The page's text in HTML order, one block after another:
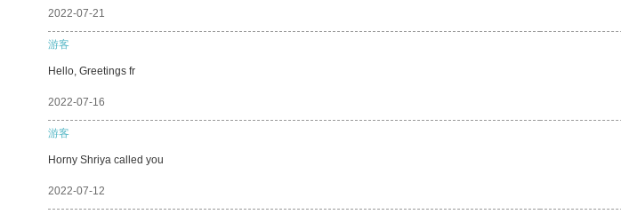
2022-07-21
游客
Hello, Greetings fr
2022-07-16
游客
Horny Shriya called you
2022-07-12